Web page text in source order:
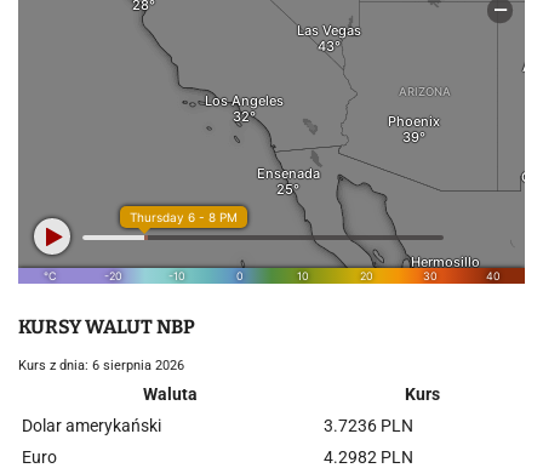
KURSY WALUT NBP
Kurs z dnia: 6 sierpnia 2026
Waluta
Kurs
Dolar amerykański
3.7236 PLN
Euro
4.2982 PLN